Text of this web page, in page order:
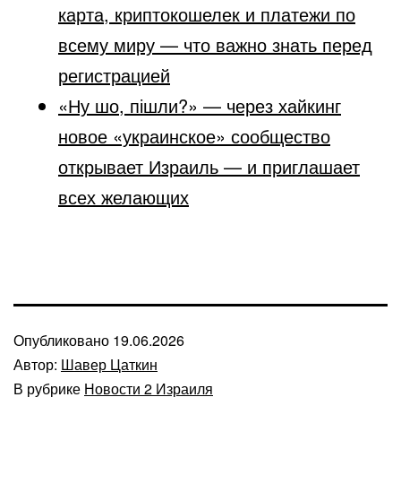
карта, криптокошелек и платежи по
всему миру — что важно знать перед
регистрацией
«Ну шо, пішли?» — через хайкинг
новое «украинское» сообщество
открывает Израиль — и приглашает
всех желающих
Опубликовано 19.06.2026
Автор: Шавер Цаткин
В рубрике Новости 2 Израиля